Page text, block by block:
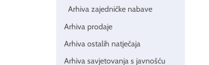
Arhiva zajedničke nabave
Arhiva prodaje
Arhiva ostalih natječaja
Arhiva savjetovanja s javnošću